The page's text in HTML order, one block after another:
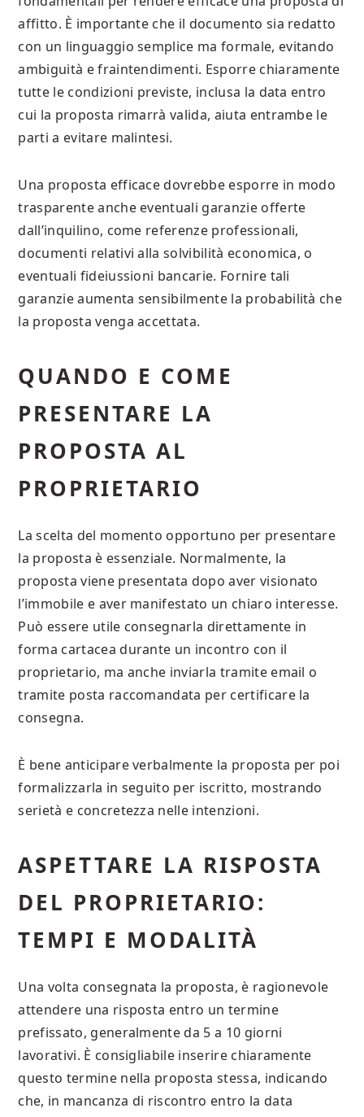
affitto. È importante che il documento sia redatto
con un linguaggio semplice ma formale, evitando
ambiguità e fraintendimenti. Esporre chiaramente
tutte le condizioni previste, inclusa la data entro
cui la proposta rimarrà valida, aiuta entrambe le
parti a evitare malintesi.
Una proposta efficace dovrebbe esporre in modo
trasparente anche eventuali garanzie offerte
dall’inquilino, come referenze professionali,
documenti relativi alla solvibilità economica, o
eventuali fideiussioni bancarie. Fornire tali
garanzie aumenta sensibilmente la probabilità che
la proposta venga accettata.
QUANDO E COME
PRESENTARE LA
PROPOSTA AL
PROPRIETARIO
La scelta del momento opportuno per presentare
la proposta è essenziale. Normalmente, la
proposta viene presentata dopo aver visionato
l’immobile e aver manifestato un chiaro interesse.
Può essere utile consegnarla direttamente in
forma cartacea durante un incontro con il
proprietario, ma anche inviarla tramite email o
tramite posta raccomandata per certificare la
consegna.
È bene anticipare verbalmente la proposta per poi
formalizzarla in seguito per iscritto, mostrando
serietà e concretezza nelle intenzioni.
ASPETTARE LA RISPOSTA
DEL PROPRIETARIO:
TEMPI E MODALITÀ
Una volta consegnata la proposta, è ragionevole
attendere una risposta entro un termine
prefissato, generalmente da 5 a 10 giorni
lavorativi. È consigliabile inserire chiaramente
questo termine nella proposta stessa, indicando
che, in mancanza di riscontro entro la data